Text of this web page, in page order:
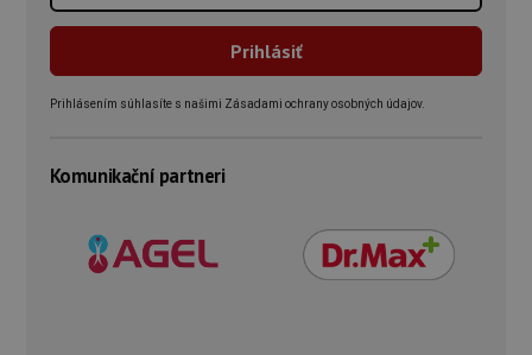
Prihlásením súhlasíte s našimi Zásadami ochrany osobných údajov.
Komunikační partneri